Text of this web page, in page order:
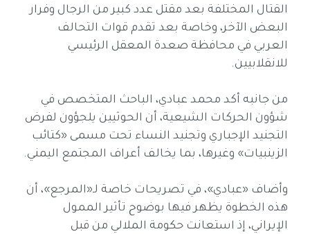
القتال المختلفة بعد مقتل عدد كبير من الرجال وفرار
البعض الآخر، وخاصة بعد تقدم قوات التحالف
العربي في محافظة صعدة المعقل الرئيسي
للانقلابيين.
من جانبه أكد محمد عبادي، الباحث المتخصص في
شؤون الحركات الشيعية، أن الحوثيين يلجؤون لفرض
التجنيد الإجباري وتجنيد النساء تحت مسمى «كتائب
الزينبيات» وغيرها، بما يخالف أعراف المجتمع اليمني.
وأضاف «عبادي»، في تصريحات خاصة لـ«المرجع»، أن
هذه الخطوة يظهر فيها بوضوح تأثير الممول
الإيراني، إذ استعانت حكومة الملالي من قبل